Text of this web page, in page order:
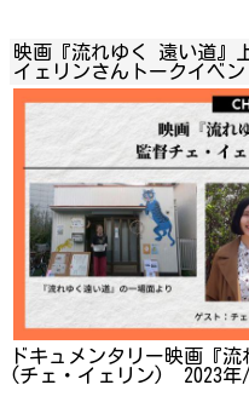
映画『流れゆく 遠い道』
イェリンさんトークイベン
ドキュメンタリー映画『
(チェ・イェリン) 2023年